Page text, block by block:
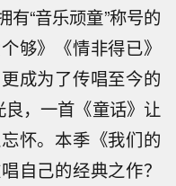
“音乐顽童”称号的
够》《情非得已》
成为了传唱至今的
良，一首《童话》让
怀。本季《我们的
自己的经典之作？